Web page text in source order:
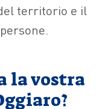
territorio e il
la vostra